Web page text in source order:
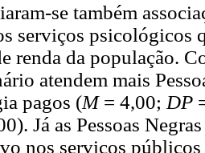
se também
serviços psicológicos
renda da população.
atendem mais
pagos (M = 4,00; DP
Já as Pessoas
nos serviços públicos